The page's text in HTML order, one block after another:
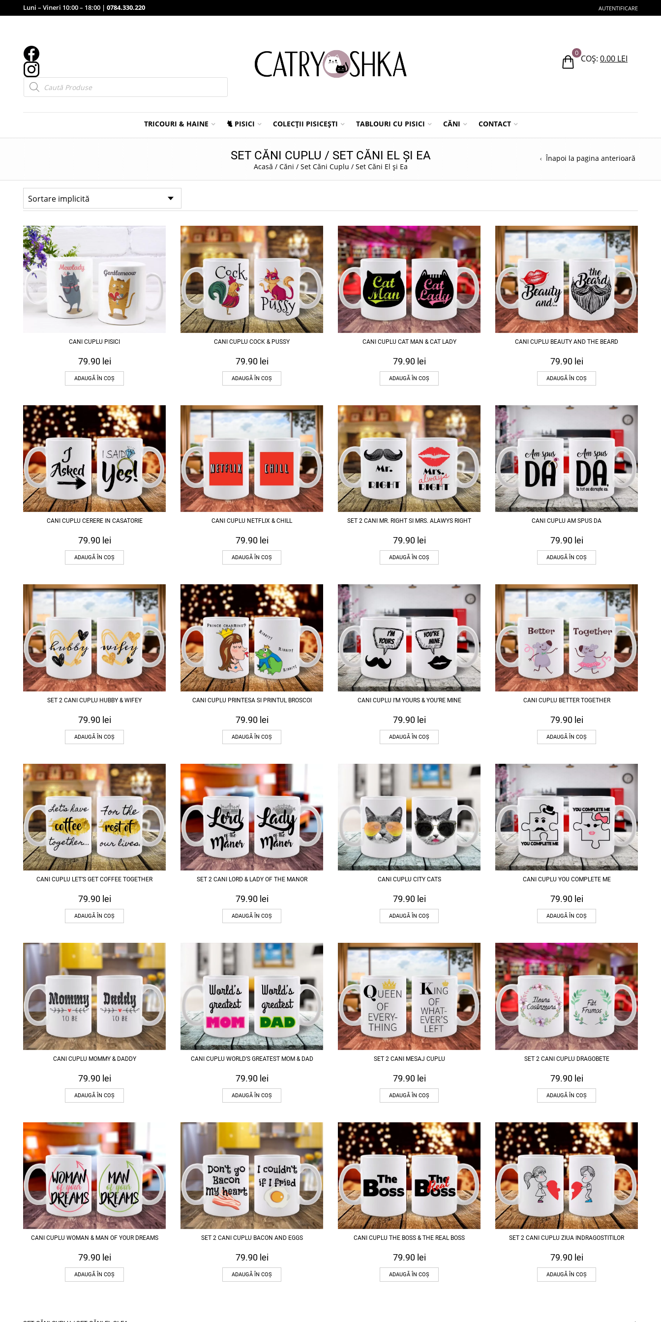
Luni – Vineri 10:00 – 18:00 | 0784.330.220 AUTENTIFICARE
Products
search
0
COȘ: 0.00 LEI
TRICOURI & HAINE 🐈 PISICI COLECȚII PISICEȘTI TABLOURI CU PISICI CĂNI CONTACT
SET CĂNI CUPLU / SET CĂNI EL ȘI EA
Acasă / Căni / Set Căni Cuplu / Set Căni El și Ea
Înapoi la pagina anterioară
CANI CUPLU PISICI
79.90 lei
ADAUGĂ ÎN COȘ
CANI CUPLU COCK & PUSSY
79.90 lei
ADAUGĂ ÎN COȘ
CANI CUPLU CAT MAN & CAT LADY
79.90 lei
ADAUGĂ ÎN COȘ
CANI CUPLU BEAUTY AND THE BEARD
79.90 lei
ADAUGĂ ÎN COȘ
CANI CUPLU CERERE IN CASATORIE
79.90 lei
ADAUGĂ ÎN COȘ
CANI CUPLU NETFLIX & CHILL
79.90 lei
ADAUGĂ ÎN COȘ
SET 2 CANI MR. RIGHT SI MRS. ALAWYS RIGHT
79.90 lei
ADAUGĂ ÎN COȘ
CANI CUPLU AM SPUS DA
79.90 lei
ADAUGĂ ÎN COȘ
SET 2 CANI CUPLU HUBBY & WIFEY
79.90 lei
ADAUGĂ ÎN COȘ
CANI CUPLU PRINTESA SI PRINTUL BROSCOI
79.90 lei
ADAUGĂ ÎN COȘ
CANI CUPLU I’M YOURS & YOU’RE MINE
79.90 lei
ADAUGĂ ÎN COȘ
CANI CUPLU BETTER TOGETHER
79.90 lei
ADAUGĂ ÎN COȘ
CANI CUPLU LET’S GET COFFEE TOGETHER
79.90 lei
ADAUGĂ ÎN COȘ
SET 2 CANI LORD & LADY OF THE MANOR
79.90 lei
ADAUGĂ ÎN COȘ
CANI CUPLU CITY CATS
79.90 lei
ADAUGĂ ÎN COȘ
CANI CUPLU YOU COMPLETE ME
79.90 lei
ADAUGĂ ÎN COȘ
CANI CUPLU MOMMY & DADDY
79.90 lei
ADAUGĂ ÎN COȘ
CANI CUPLU WORLD’S GREATEST MOM & DAD
79.90 lei
ADAUGĂ ÎN COȘ
SET 2 CANI MESAJ CUPLU
79.90 lei
ADAUGĂ ÎN COȘ
SET 2 CANI CUPLU DRAGOBETE
79.90 lei
ADAUGĂ ÎN COȘ
CANI CUPLU WOMAN & MAN OF YOUR DREAMS
79.90 lei
ADAUGĂ ÎN COȘ
SET 2 CANI CUPLU BACON AND EGGS
79.90 lei
ADAUGĂ ÎN COȘ
CANI CUPLU THE BOSS & THE REAL BOSS
79.90 lei
ADAUGĂ ÎN COȘ
SET 2 CANI CUPLU ZIUA INDRAGOSTITILOR
79.90 lei
ADAUGĂ ÎN COȘ